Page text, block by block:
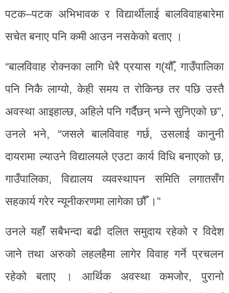
पटक–पटक अभिभावक र विद्यार्थीलाई बालविवाहबारेमा
सचेत बनाए पनि कमी आउन नसकेको बताए ।
“बालविवाह रोक्नका लागि धेरै प्रयास ग(यौँ, गाउँपालिका
पनि निकै लाग्यो, केही समय त रोकिन्छ तर पछि उस्तै
अवस्था आइहाल्छ, अहिले पनि गर्दैछन् भन्ने सुनिएको छ”,
उनले भने, “जसले बालविवाह गर्छ, उसलाई कानुनी
दायरामा ल्याउने विद्यालयले एउटा कार्य विधि बनाएको छ,
गाउँपालिका, विद्यालय व्यवस्थापन समिति लगातसँग
सहकार्य गरेर न्यूनीकरणमा लागेका छौँ ।”
उनले यहाँ सबैभन्दा बढी दलित समुदाय रहेको र विदेश
जाने तथा अरुको लहलहैमा लागेर विवाह गर्ने प्रचलन
रहेको बताए । आर्थिक अवस्था कमजोर, पुरानो